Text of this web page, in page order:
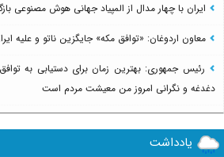
ایران با چهار مدال از المپیاد جهانی هوش مصنوعی
معاون اردوغان: «توافق مکه» جایگزین ناتو و علیه
رئیس جمهوری: بهترین زمان برای دستیابی به
دغدغه و نگرانی امروز من معیشت مردم است
یادداشت